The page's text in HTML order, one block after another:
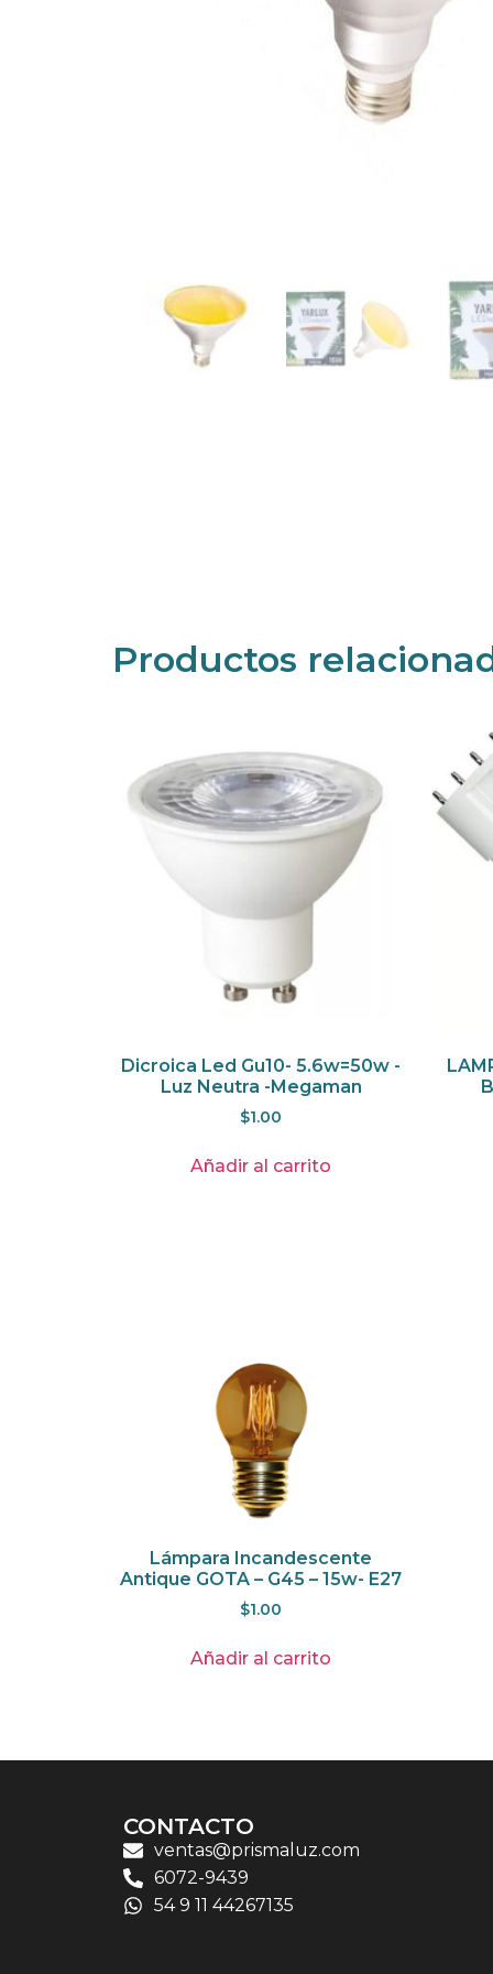
Productos
Dicroica Led Gu10- 5.6w=50w -
Luz Neutra -Megaman
$1.00
Añadir al carrito
Lámpara Incandescente
Antique GOTA – G45 – 15w- E27
$1.00
Añadir al carrito
CONTACTO
ventas@prismaluz.com
6072-9439
54 9 11 44267135